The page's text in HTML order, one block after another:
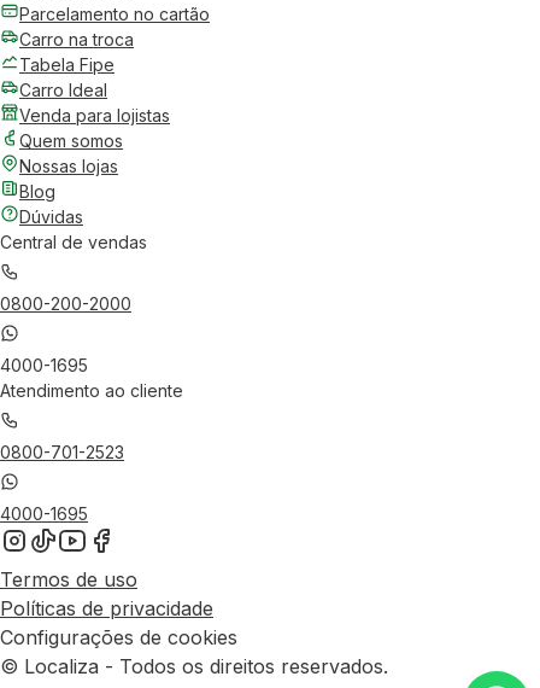
Parcelamento no cartão
Carro na troca
Tabela Fipe
Carro Ideal
Venda para lojistas
Quem somos
Nossas lojas
Blog
Dúvidas
Central de vendas
0800-200-2000
4000-1695
Atendimento ao cliente
0800-701-2523
4000-1695
Termos de uso
Políticas de privacidade
Configurações de cookies
© Localiza - Todos os direitos reservados.